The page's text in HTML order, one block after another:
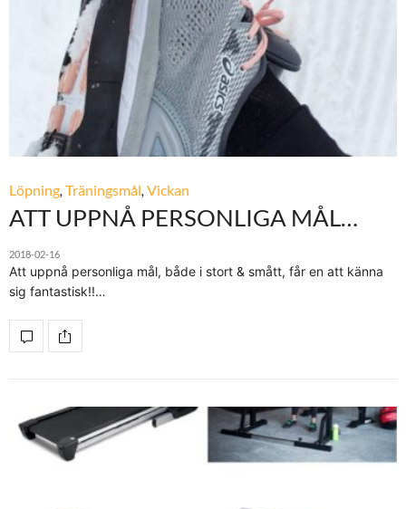
Löpning,Träningsmål,Vickan
ATT UPPNÅ PERSONLIGA MÅL…
2018-02-16
Att uppnå personliga mål, både i stort & smått, får en att känna
sig fantastisk!!…